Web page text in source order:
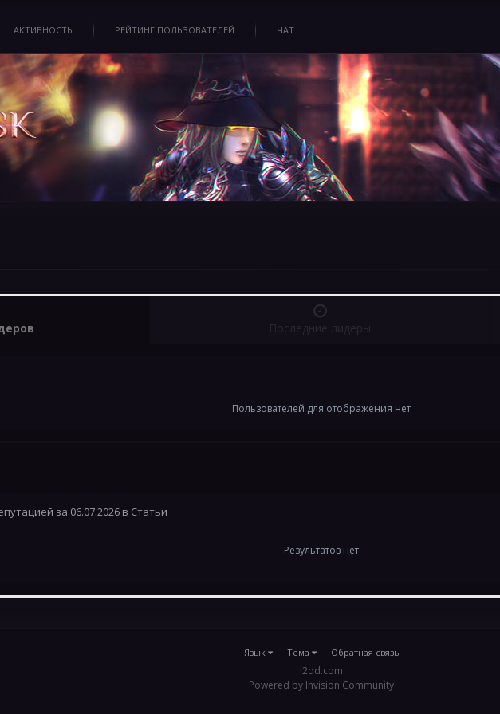
АКТИВНОСТЬ РЕЙТИНГ ПОЛЬЗОВАТЕЛЕЙ ЧАТ
Последние лидеры
Пользователей для отображения нет
за 06.07.2026 в Статьи
Результатов нет
Язык Тема Обратная связь
l2dd.com
Powered by Invision Community